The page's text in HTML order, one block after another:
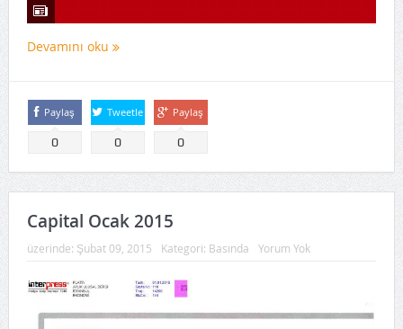
Devamını oku
Paylaş
0
Tweetle
0
Paylaş
0
Capital Ocak 2015
üzerinde: Şubat 09, 2015 Kategori: Basında Yorum Yok